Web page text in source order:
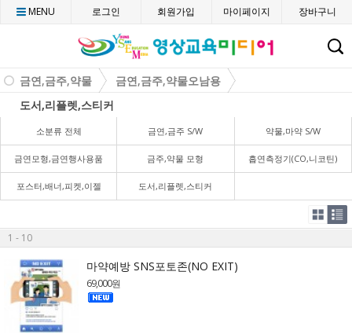
CMENU 로그인 회원가입 마이페이지 장바구니
금연,금주,약물
금연,금주,약물오남용
도서,리플렛,스티커
소분류 전체 금연,금주 S/W 약물,마약 S/W
금연모형,금연행사용품 금주,약물 모형 흡연측정기(CO,니코틴)
포스터,배너,피켓,이젤 도서,리플렛,스티커
1 - 10
마약예방 SNS포토존(NO EXIT)
69,000원